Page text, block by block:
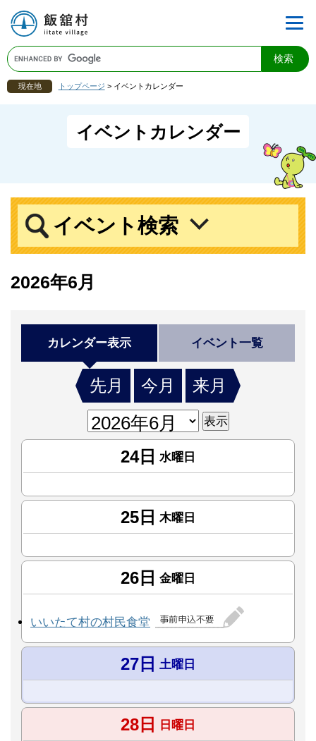
現在地 トップページ > イベントカレンダー
イベントカレンダー
イベント検索
2026年6月
カレンダー表示 イベント一覧
先月 今月 来月
24日 水曜日
25日 木曜日
26日 金曜日
いいたて村の村民食堂
27日 土曜日
28日 日曜日